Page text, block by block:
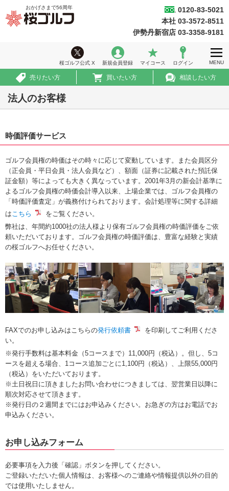
ホーム
ウィークリー情報
ゴルフ会員権情報
法人のお客様
会社案内
採用情報
おかげさまで56 周年
桜ゴルフ公式 X 新規会員登録 マイコース ログイン MENU
0120-83-5021
本社 03-3572-8511
伊勢丹新宿店 03-3358-9181
売りたい方 買いたい方 相談したい方
法人のお客様
時価評価サービス
ゴルフ会員権の時価はその時々に応じて変動しています。また会員区分
（正会員・平日会員・法人会員など）、額面（証券に記載された預託保
証金額）等によっても大きく異なっています。2001年3月の新会計基準に
よるゴルフ会員権の時価会計導入以来、上場企業では、ゴルフ会員権の
「時価評価査定」が義務付けられております。会計処理等に関する詳細
はこちら
をご覧ください。
弊社は、年間約1000社の法人様より保有ゴルフ会員権の時価評価をご依
頼いただいております。ゴルフ会員権の時価評価は、豊富な経験と実績
の桜ゴルフへお任せください。
FAXでのお申し込みはこちらの発行依頼書
を印刷してご利用くださ
い。
※発行手数料は基本料金（5コースまで）11,000円（税込）。但し、5コ
ースを超える場合、1コース追加ごとに1,100円（税込）、上限55,000円
（税込）をいただいております。
※土日祝日に頂きましたお問い合わせにつきましては、翌営業日以降に
順次対応させて頂きます。
※発行日の２週間までにはお申込みください。お急ぎの方はお電話でお
申込みください。
お申し込みフォーム
必要事項を入力後「確認」ボタンを押してください。
ご登録いただいた個人情報は、お客様へのご連絡や情報提供以外の目的
では使用いたしません。